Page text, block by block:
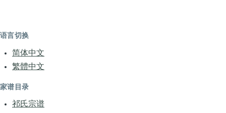
语言切换
简体中文
繁體中文
家谱目录
祁氏宗谱